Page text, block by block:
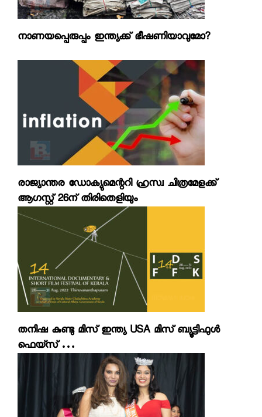
നാണയപ്പെരുപ്പം ഇന്ത്യക്ക് ഭീഷണിയാവുമോ?
രാജ്യാന്തര ഡോക്യുമെന്ററി ഹ്രസ്വ ചിത്രമേളക്ക്
ആഗസ്റ്റ് 26ന് തിരിതെളിയും
തനിഷ കുണ്ടു മിസ് ഇന്ത്യ USA മിസ് ബ്യൂട്ടിഫുള്‍
ഫെയ്‌സ് …